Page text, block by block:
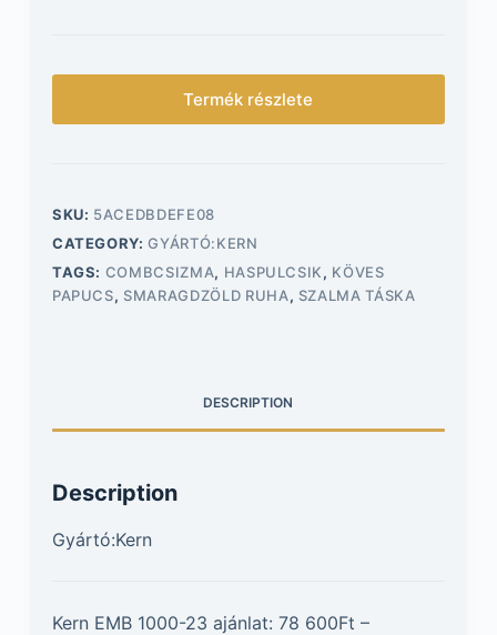
Termék részlete
SKU: 5ACEDBDEFE08
CATEGORY:GYÁRTÓ:KERN
TAGS: COMBCSIZMA, HASPULCSIK, KÖVES
PAPUCS, SMARAGDZÖLD RUHA, SZALMA TÁSKA
DESCRIPTION
Description
Gyártó:Kern
Kern EMB 1000-23 ajánlat: 78 600Ft –